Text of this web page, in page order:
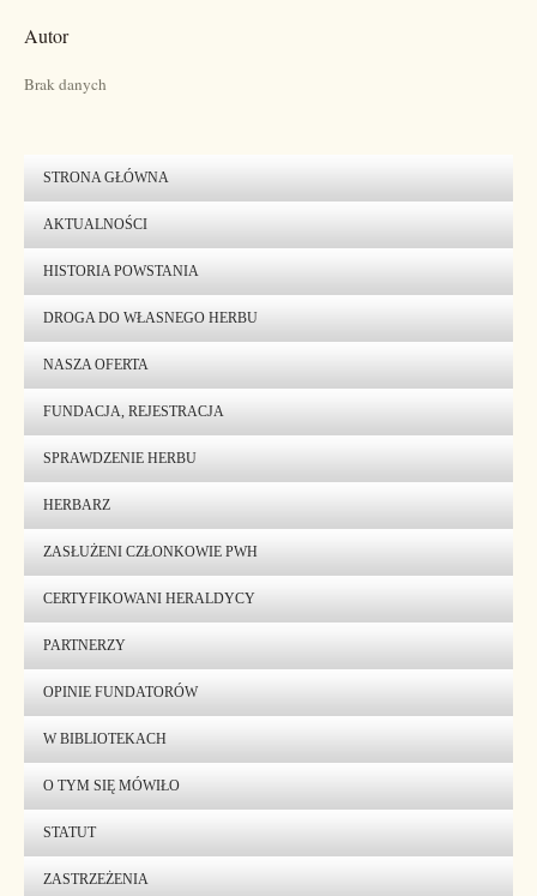
Autor
Brak danych
STRONA GŁÓWNA
AKTUALNOŚCI
HISTORIA POWSTANIA
DROGA DO WŁASNEGO HERBU
NASZA OFERTA
FUNDACJA, REJESTRACJA
SPRAWDZENIE HERBU
HERBARZ
ZASŁUŻENI CZŁONKOWIE PWH
CERTYFIKOWANI HERALDYCY
PARTNERZY
OPINIE FUNDATORÓW
W BIBLIOTEKACH
O TYM SIĘ MÓWIŁO
STATUT
ZASTRZEŻENIA